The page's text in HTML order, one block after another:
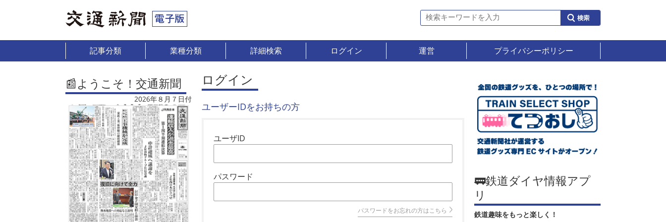
記事分類 業種分類 詳細検索 ログイン 運営 プライバシーポリシー
📰ようこそ！交通新聞
2026年８月７日付
ログイン
ユーザーIDをお持ちの方
ユーザID
パスワード
パスワードをお忘れの方はこちら
🚃鉄道ダイヤ情報アプ
リ
鉄道趣味をもっと楽しく！